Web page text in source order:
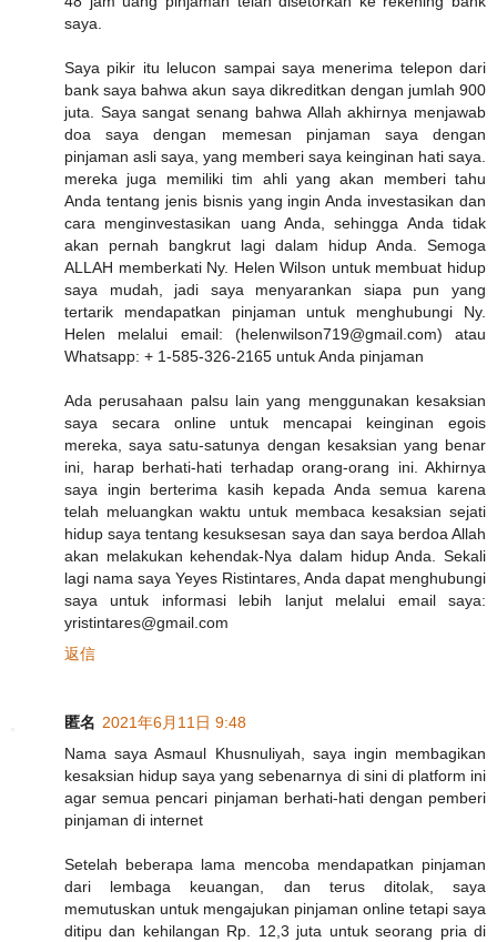
saya.
Saya pikir itu lelucon sampai saya menerima telepon dari
bank saya bahwa akun saya dikreditkan dengan jumlah 900
juta. Saya sangat senang bahwa Allah akhirnya menjawab
doa saya dengan memesan pinjaman saya dengan
pinjaman asli saya, yang memberi saya keinginan hati saya.
mereka juga memiliki tim ahli yang akan memberi tahu
Anda tentang jenis bisnis yang ingin Anda investasikan dan
cara menginvestasikan uang Anda, sehingga Anda tidak
akan pernah bangkrut lagi dalam hidup Anda. Semoga
ALLAH memberkati Ny. Helen Wilson untuk membuat hidup
saya mudah, jadi saya menyarankan siapa pun yang
tertarik mendapatkan pinjaman untuk menghubungi Ny.
Helen melalui email: (helenwilson719@gmail.com) atau
Whatsapp: + 1-585-326-2165 untuk Anda pinjaman
Ada perusahaan palsu lain yang menggunakan kesaksian
saya secara online untuk mencapai keinginan egois
mereka, saya satu-satunya dengan kesaksian yang benar
ini, harap berhati-hati terhadap orang-orang ini. Akhirnya
saya ingin berterima kasih kepada Anda semua karena
telah meluangkan waktu untuk membaca kesaksian sejati
hidup saya tentang kesuksesan saya dan saya berdoa Allah
akan melakukan kehendak-Nya dalam hidup Anda. Sekali
lagi nama saya Yeyes Ristintares, Anda dapat menghubungi
saya untuk informasi lebih lanjut melalui email saya:
yristintares@gmail.com
返信
匿名 2021年6月11日 9:48
Nama saya Asmaul Khusnuliyah, saya ingin membagikan
kesaksian hidup saya yang sebenarnya di sini di platform ini
agar semua pencari pinjaman berhati-hati dengan pemberi
pinjaman di internet
Setelah beberapa lama mencoba mendapatkan pinjaman
dari lembaga keuangan, dan terus ditolak, saya
memutuskan untuk mengajukan pinjaman online tetapi saya
ditipu dan kehilangan Rp. 12,3 juta untuk seorang pria di